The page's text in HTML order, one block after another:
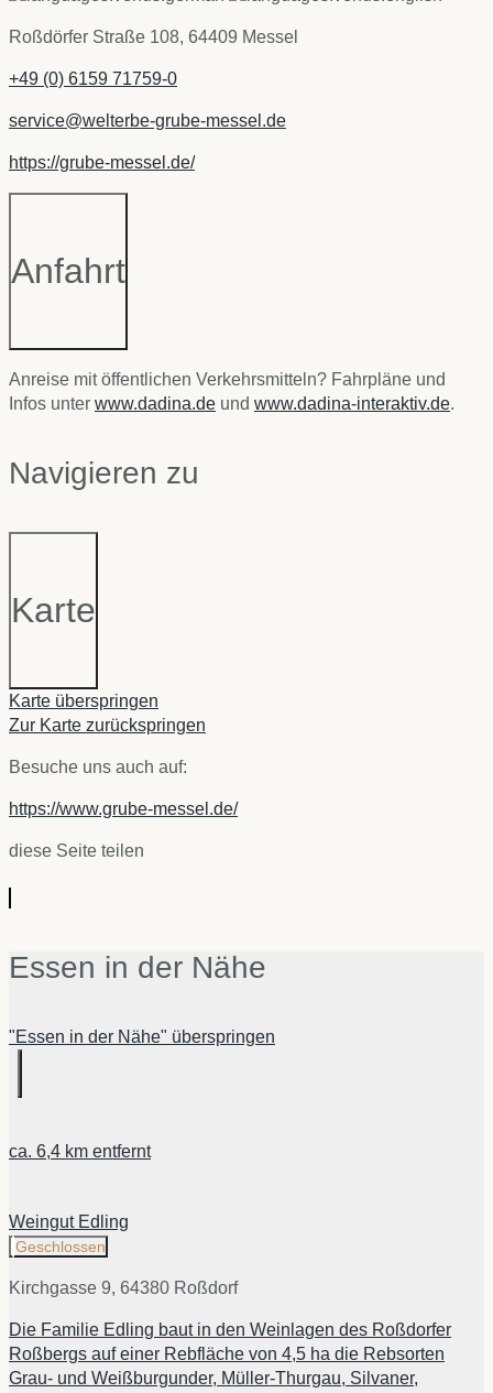
Roßdörfer Straße 108, 64409 Messel
+49 (0) 6159 71759-0
service@welterbe-grube-messel.de
https://grube-messel.de/
Anfahrt
Anreise mit öffentlichen Verkehrsmitteln? Fahrpläne und
Infos unter www.dadina.de und www.dadina-interaktiv.de.
Navigieren zu
Karte
Karte überspringen
Zur Karte zurückspringen
Besuche uns auch auf:
https://www.grube-messel.de/
diese Seite teilen
Essen in der Nähe
"Essen in der Nähe" überspringen
ca. 6,4 km entfernt
Weingut Edling
Geschlossen
Kirchgasse 9, 64380 Roßdorf
Die Familie Edling baut in den Weinlagen des Roßdorfer
Roßbergs auf einer Rebfläche von 4,5 ha die Rebsorten
Grau- und Weißburgunder, Müller-Thurgau, Silvaner,